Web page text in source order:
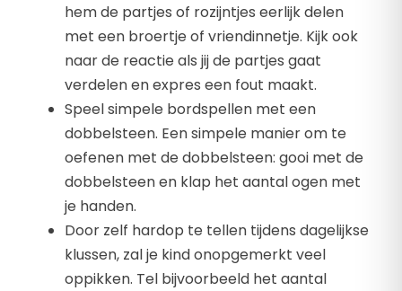
hem de partjes of rozijntjes eerlijk delen
met een broertje of vriendinnetje. Kijk ook
naar de reactie als jij de partjes gaat
verdelen en expres een fout maakt.
Speel simpele bordspellen met een
dobbelsteen. Een simpele manier om te
oefenen met de dobbelsteen: gooi met de
dobbelsteen en klap het aantal ogen met
je handen.
Door zelf hardop te tellen tijdens dagelijkse
klussen, zal je kind onopgemerkt veel
oppikken. Tel bijvoorbeeld het aantal